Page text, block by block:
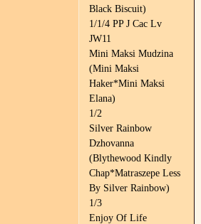
Black Biscuit)
1/1/4 PP J Cac Lv
JW11
Mini Maksi Mudzina
(Mini Maksi
Haker*Mini Maksi
Elana)
1/2
Silver Rainbow
Dzhovanna
(Blythewood Kindly
Chap*Matraszepe Less
By Silver Rainbow)
1/3
Enjoy Of Life